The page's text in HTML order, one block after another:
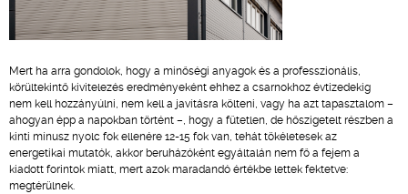
Mert ha arra gondolok, hogy a minőségi anyagok és a professzionális,
körültekintő kivitelezés eredményeként ehhez a csarnokhoz évtizedekig
nem kell hozzányúlni, nem kell a javításra költeni, vagy ha azt tapasztalom –
ahogyan épp a napokban történt –, hogy a fűtetlen, de hőszigetelt részben a
kinti mínusz nyolc fok ellenére 12-15 fok van, tehát tökéletesek az
energetikai mutatók, akkor beruházóként egyáltalán nem fő a fejem a
kiadott forintok miatt, mert azok maradandó értékbe lettek fektetve:
megtérülnek.